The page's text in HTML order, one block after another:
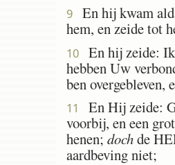
9
En hij kwam
hem, en zeide tot
10
En hij zeide:
hebben Uw
ben
11
En Hij zeide:
voorbij, en een
henen; dochde
aardbeving niet;